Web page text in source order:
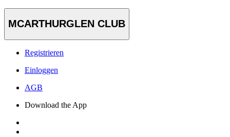
MCARTHURGLEN CLUB
Registrieren
Einloggen
AGB
Download the App